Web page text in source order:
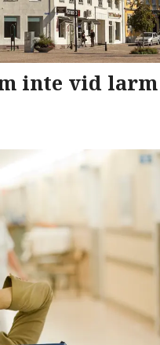
inte vid larm